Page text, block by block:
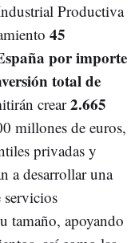
Productiva
45
por importe
total de
crear2.665
millones de euros,
privadas y
a desarrollar una
tamaño, apoyando